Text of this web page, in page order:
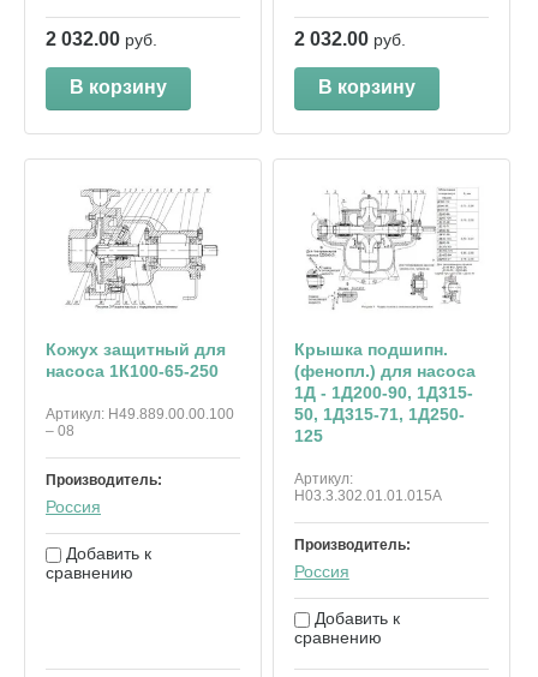
2 032.00 руб.
В корзину
2 032.00 руб.
В корзину
Кожух защитный для
насоса 1К100-65-250
Артикул: Н49.889.00.00.100
– 08
Производитель:
Россия
Добавить к
сравнению
Крышка подшипн.
(фенопл.) для насоса
1Д - 1Д200-90, 1Д315-
50, 1Д315-71, 1Д250-
125
Артикул:
Н03.3.302.01.01.015А
Производитель:
Россия
Добавить к
сравнению